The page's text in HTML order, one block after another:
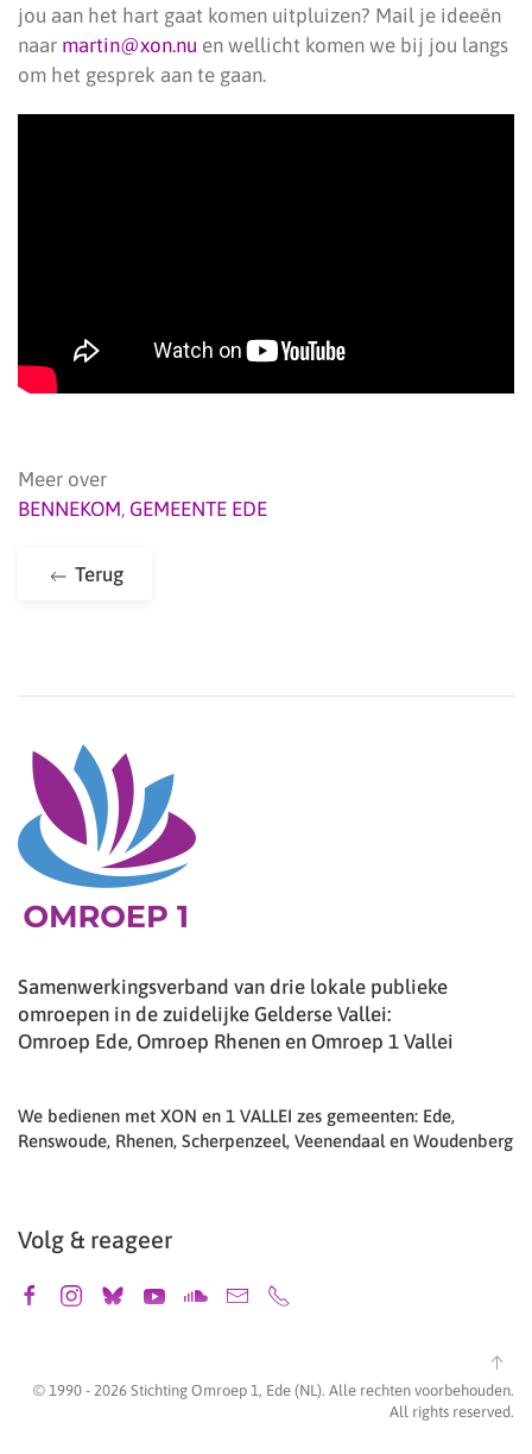
jou aan het hart gaat komen uitpluizen? Mail je ideeën
naar martin@xon.nu en wellicht komen we bij jou langs
om het gesprek aan te gaan.
Meer over
BENNEKOM, GEMEENTE EDE
Terug
Samenwerkingsverband van drie lokale publieke
omroepen in de zuidelijke Gelderse Vallei:
Omroep Ede, Omroep Rhenen en Omroep 1 Vallei
We bedienen met XON en 1 VALLEI zes gemeenten: Ede,
Renswoude, Rhenen, Scherpenzeel, Veenendaal en Woudenberg
Volg & reageer
© 1990 - 2026 Stichting Omroep 1, Ede (NL). Alle rechten voorbehouden.
All rights reserved.